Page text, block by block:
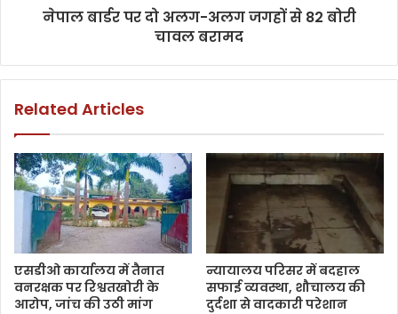
नेपाल बार्डर पर दो अलग-अलग जगहों से 82 बोरी
चावल बरामद
Related Articles
एसडीओ कार्यालय में तैनात
वनरक्षक पर रिश्वतखोरी के
आरोप, जांच की उठी मांग
न्यायालय परिसर में बदहाल
सफाई व्यवस्था, शौचालय की
दुर्दशा से वादकारी परेशान